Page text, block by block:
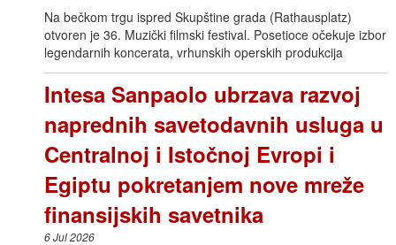
Na bečkom trgu ispred Skupštine grada (Rathausplatz)
otvoren je 36. Muzički filmski festival. Posetioce očekuje izbor
legendarnih koncerata, vrhunskih operskih produkcija
Intesa Sanpaolo ubrzava razvoj
naprednih savetodavnih usluga u
Centralnoj i Istočnoj Evropi i
Egiptu pokretanjem nove mreže
finansijskih savetnika
6 Jul 2026